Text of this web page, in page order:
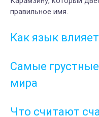
правильное имя.
Как язык
Самые
мира
Что считают